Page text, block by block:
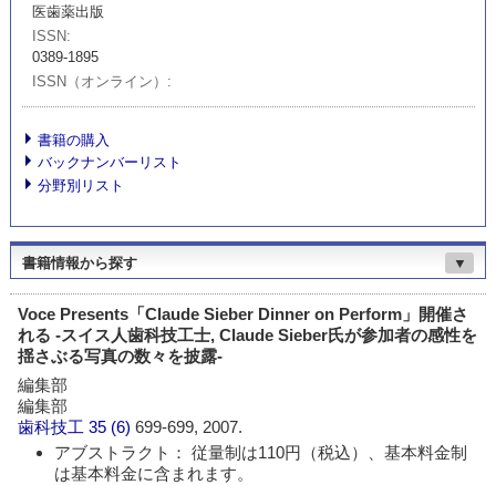
医歯薬出版
ISSN
0389-1895
ISSN（オンライン）
書籍の購入
バックナンバーリスト
分野別リスト
書籍情報から探す ▼
Voce Presents「Claude Sieber Dinner on Perform」開催さ
れる -スイス人歯科技工士, Claude Sieber氏が参加者の感性を
揺さぶる写真の数々を披露-
編集部
編集部
歯科技工 35 (6)699-699, 2007.
アブストラクト： 従量制は110円（税込）、基本料金制
は基本料金に含まれます。